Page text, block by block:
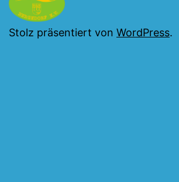
Stolz präsentiert von WordPress.